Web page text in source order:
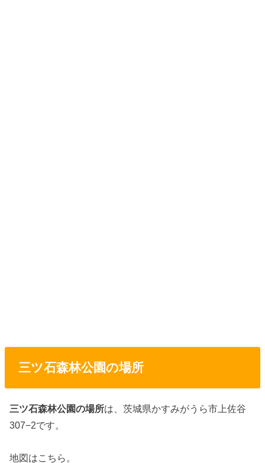
三ツ石森林公園の場所
三ツ石森林公園の場所は、茨城県かすみがうら市上佐谷
307−2です。
地図はこちら。